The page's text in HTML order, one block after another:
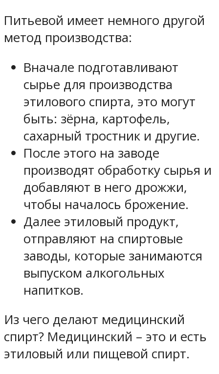
Питьевой имеет немного другой
метод производства:
Вначале подготавливают
сырье для производства
этилового спирта, это могут
быть: зёрна, картофель,
сахарный тростник и другие.
После этого на заводе
производят обработку сырья и
добавляют в него дрожжи,
чтобы началось брожение.
Далее этиловый продукт,
отправляют на спиртовые
заводы, которые занимаются
выпуском алкогольных
напитков.
Из чего делают медицинский
спирт? Медицинский – это и есть
этиловый или пищевой спирт.